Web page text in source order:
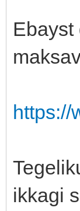
Ebayst
https://
ikkagi